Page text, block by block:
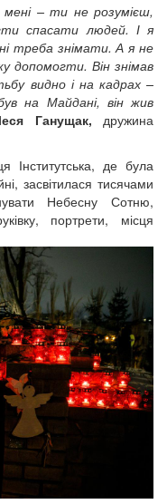
мені – ти не розумієш,
спасати людей. І я
треба знімати. А я не
допомогти. Він знімав
видно і на кадрах –
на Майдані, він жив
Ганущак, дружина
Інститутська, де була
засвітилася тисячами
Небесну Сотню,
портрети, місця